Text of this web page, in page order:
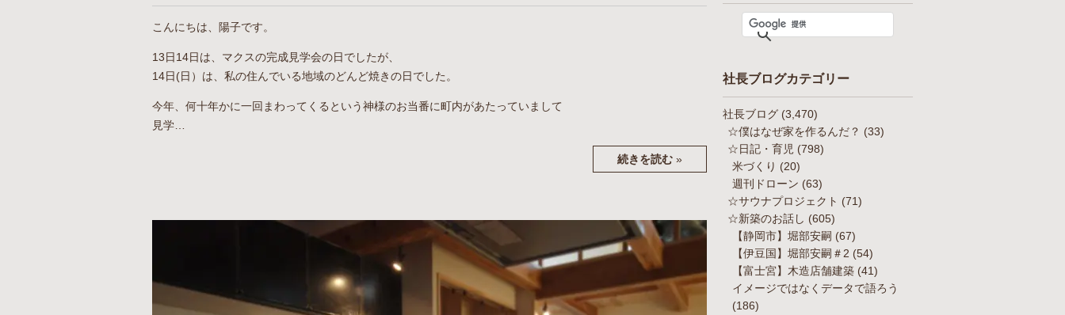
こんにちは、陽子です。
13日14日は、マクスの完成見学会の日でしたが、
14日(日）は、私の住んでいる地域のどんど焼きの日でした。
今年、何十年かに一回まわってくるという神様のお当番に町内があたっていまして
見学…
続きを読む »
社長ブログカテゴリー
社長ブログ (3,470)
☆僕はなぜ家を作るんだ？ (33)
☆日記・育児 (798)
米づくり (20)
週刊ドローン (63)
☆サウナプロジェクト (71)
☆新築のお話し (605)
【静岡市】堀部安嗣 (67)
【伊豆国】堀部安嗣＃2 (54)
【富士宮】木造店舗建築 (41)
イメージではなくデータで語ろう
(186)